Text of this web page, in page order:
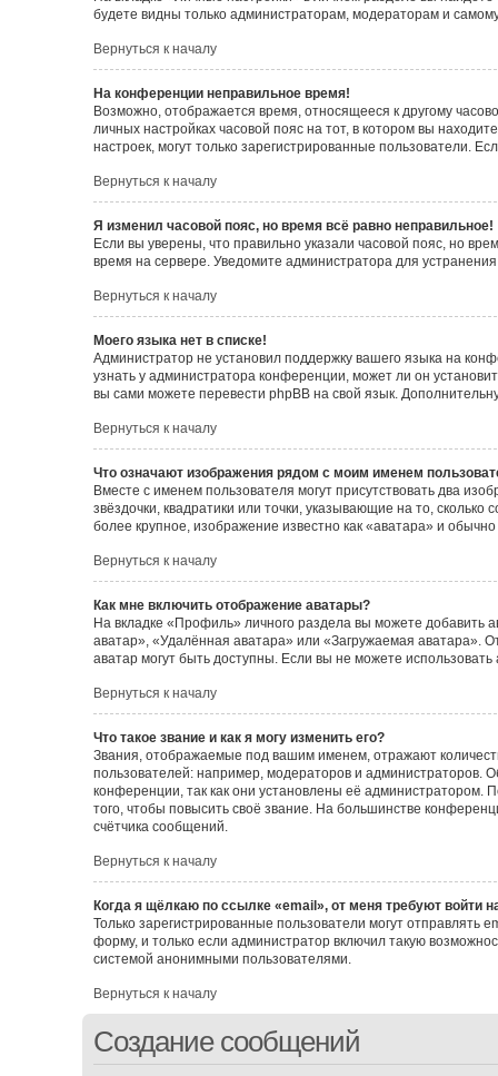
будете видны только администраторам, модераторам и
Вернуться к началу
На конференции неправильное время!
Возможно, отображается время, относящееся к другому
личных настройках часовой пояс на тот, в котором вы
настроек, могут только зарегистрированные пользователи.
Вернуться к началу
Я изменил часовой пояс, но время всё равно неправильное!
Если вы уверены, что правильно указали часовой пояс, но
время на сервере. Уведомите администратора для
Вернуться к началу
Моего языка нет в списке!
Администратор не установил поддержку вашего языка на
узнать у администратора конференции, может ли он
вы сами можете перевести phpBB на свой язык.
Вернуться к началу
Что означают изображения рядом с моим именем
Вместе с именем пользователя могут присутствовать два
звёздочки, квадратики или точки, указывающие на то,
более крупное, изображение известно как «аватара» и
Вернуться к началу
Как мне включить отображение аватары?
На вкладке «Профиль» личного раздела вы можете добавить
аватар», «Удалённая аватара» или «Загружаемая аватара».
аватар могут быть доступны. Если вы не можете
Вернуться к началу
Что такое звание и как я могу изменить его?
Звания, отображаемые под вашим именем, отражают
пользователей: например, модераторов и
конференции, так как они установлены её
того, чтобы повысить своё звание. На большинстве
счётчика сообщений.
Вернуться к началу
Когда я щёлкаю по ссылке «email», от меня требуют войти
Только зарегистрированные пользователи могут
форму, и только если администратор включил такую
системой анонимными пользователями.
Вернуться к началу
Создание сообщений